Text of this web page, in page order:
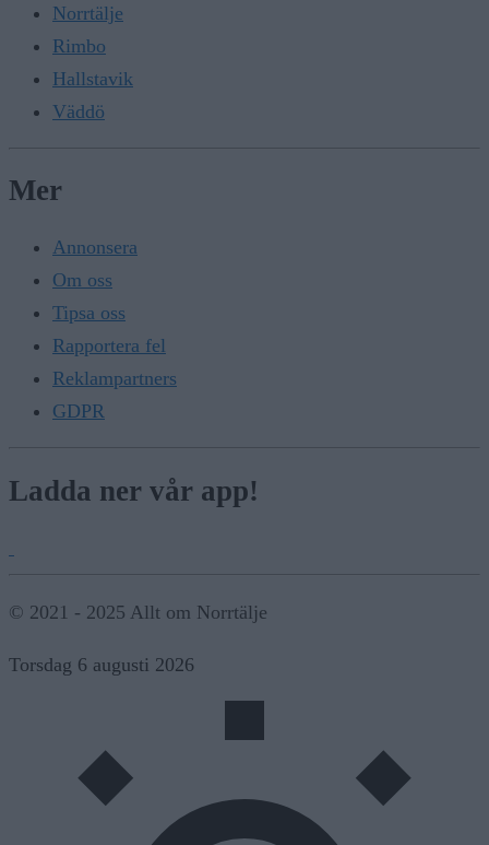
Norrtälje
Rimbo
Hallstavik
Väddö
Mer
Annonsera
Om oss
Tipsa oss
Rapportera fel
Reklampartners
GDPR
Ladda ner vår app!
© 2021 - 2025 Allt om Norrtälje
Torsdag 6 augusti 2026